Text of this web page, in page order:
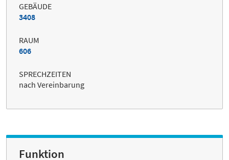
GEBÄUDE
3408
RAUM
606
SPRECHZEITEN
nach Vereinbarung
Funktion